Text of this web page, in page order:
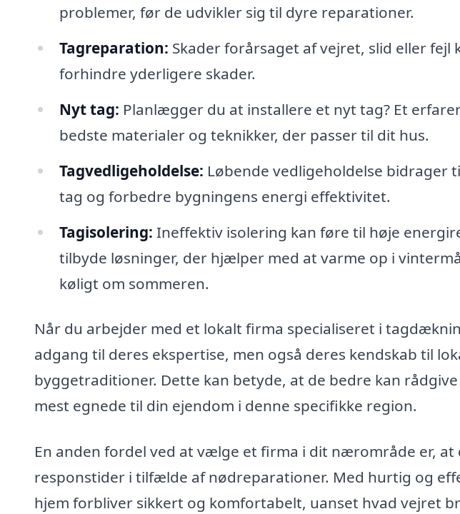
problemer, før de udvikler sig til dyre reparationer.
Tagreparation: Skader forårsaget af vejret, slid eller
forhindre yderligere skader.
Nyt tag: Planlægger du at installere et nyt tag? Et
bedste materialer og teknikker, der passer til dit hus.
Tagvedligeholdelse: Løbende vedligeholdelse bidrager
tag og forbedre bygningens energi effektivitet.
Tagisolering: Ineffektiv isolering kan føre til høje
tilbyde løsninger, der hjælper med at varme op i
køligt om sommeren.
Når du arbejder med et lokalt firma specialiseret i
adgang til deres ekspertise, men også deres kendskab til
byggetraditioner. Dette kan betyde, at de bedre kan
mest egnede til din ejendom i denne specifikke region.
En anden fordel ved at vælge et firma i dit nærområde er,
responstider i tilfælde af nødreparationer. Med hurtig og
hjem forbliver sikkert og komfortabelt, uanset hvad vejret